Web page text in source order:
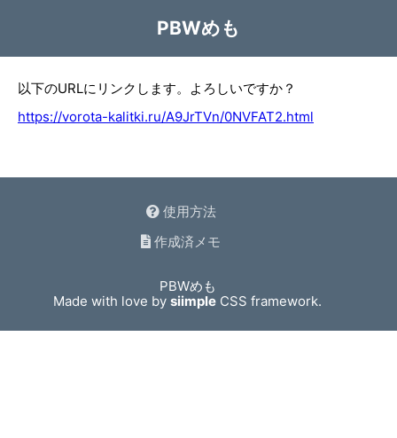
PBWめも
以下のURLにリンクします。よろしいですか？
https://vorota-kalitki.ru/A9JrTVn/0NVFAT2.html
使用方法
作成済メモ
PBWめも
Made with love bysiimple CSS framework.